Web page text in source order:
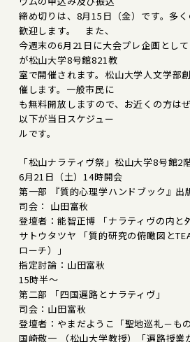
締め切りは、8月15日（金）です。多
歓迎します。 また、
今週末の6月21日に大会プレ企画として
が松山大学8号館821教
室で開催されます。松山大学人文学部
催します。一般市民に
も無料開放しますので、お近くの方は
以下が当日スケジュー
ルです。
「松山ナラティヴ祭」松山大学8号館2
6月21日（土）14時開会
第一部 『質的心理学ハンドブック』出
司会： 山田富秋
登壇者：能智正博 「ナラティヴの内と
サトウタツヤ 「質的研究の俯瞰図と
ローチ）」
指定討論：山田富秋
15時半～
第二部 「四国遍路とナラティヴ」
司会：山田富秋
登壇者：やまだようこ「聖地巡礼－も
国崎敬一 （松山大学教授）「遍路授業